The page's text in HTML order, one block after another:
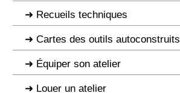
Recueils techniques
Cartes des outils autoconstruits
Équiper son atelier
Louer un atelier